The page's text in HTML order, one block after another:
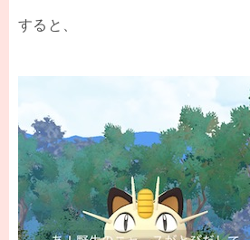
すると、